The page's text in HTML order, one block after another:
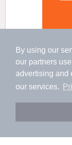
By using our
our partners
advertising and
our services.
アプリに切
会員登録な
牟礼ぐらし